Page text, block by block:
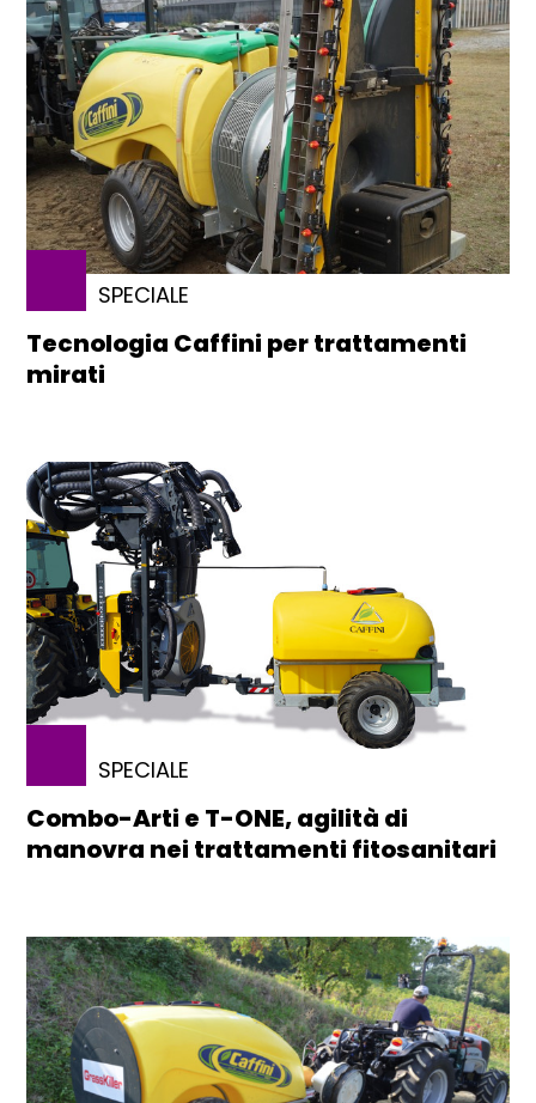
SPECIALE
Tecnologia Caffini per trattamenti
mirati
SPECIALE
Combo-Arti e T-ONE, agilità di
manovra nei trattamenti fitosanitari